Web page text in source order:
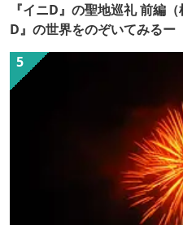
『イニD』の聖地巡礼 前編
D』の世界をのぞいてみるー
（ぐん記者）】